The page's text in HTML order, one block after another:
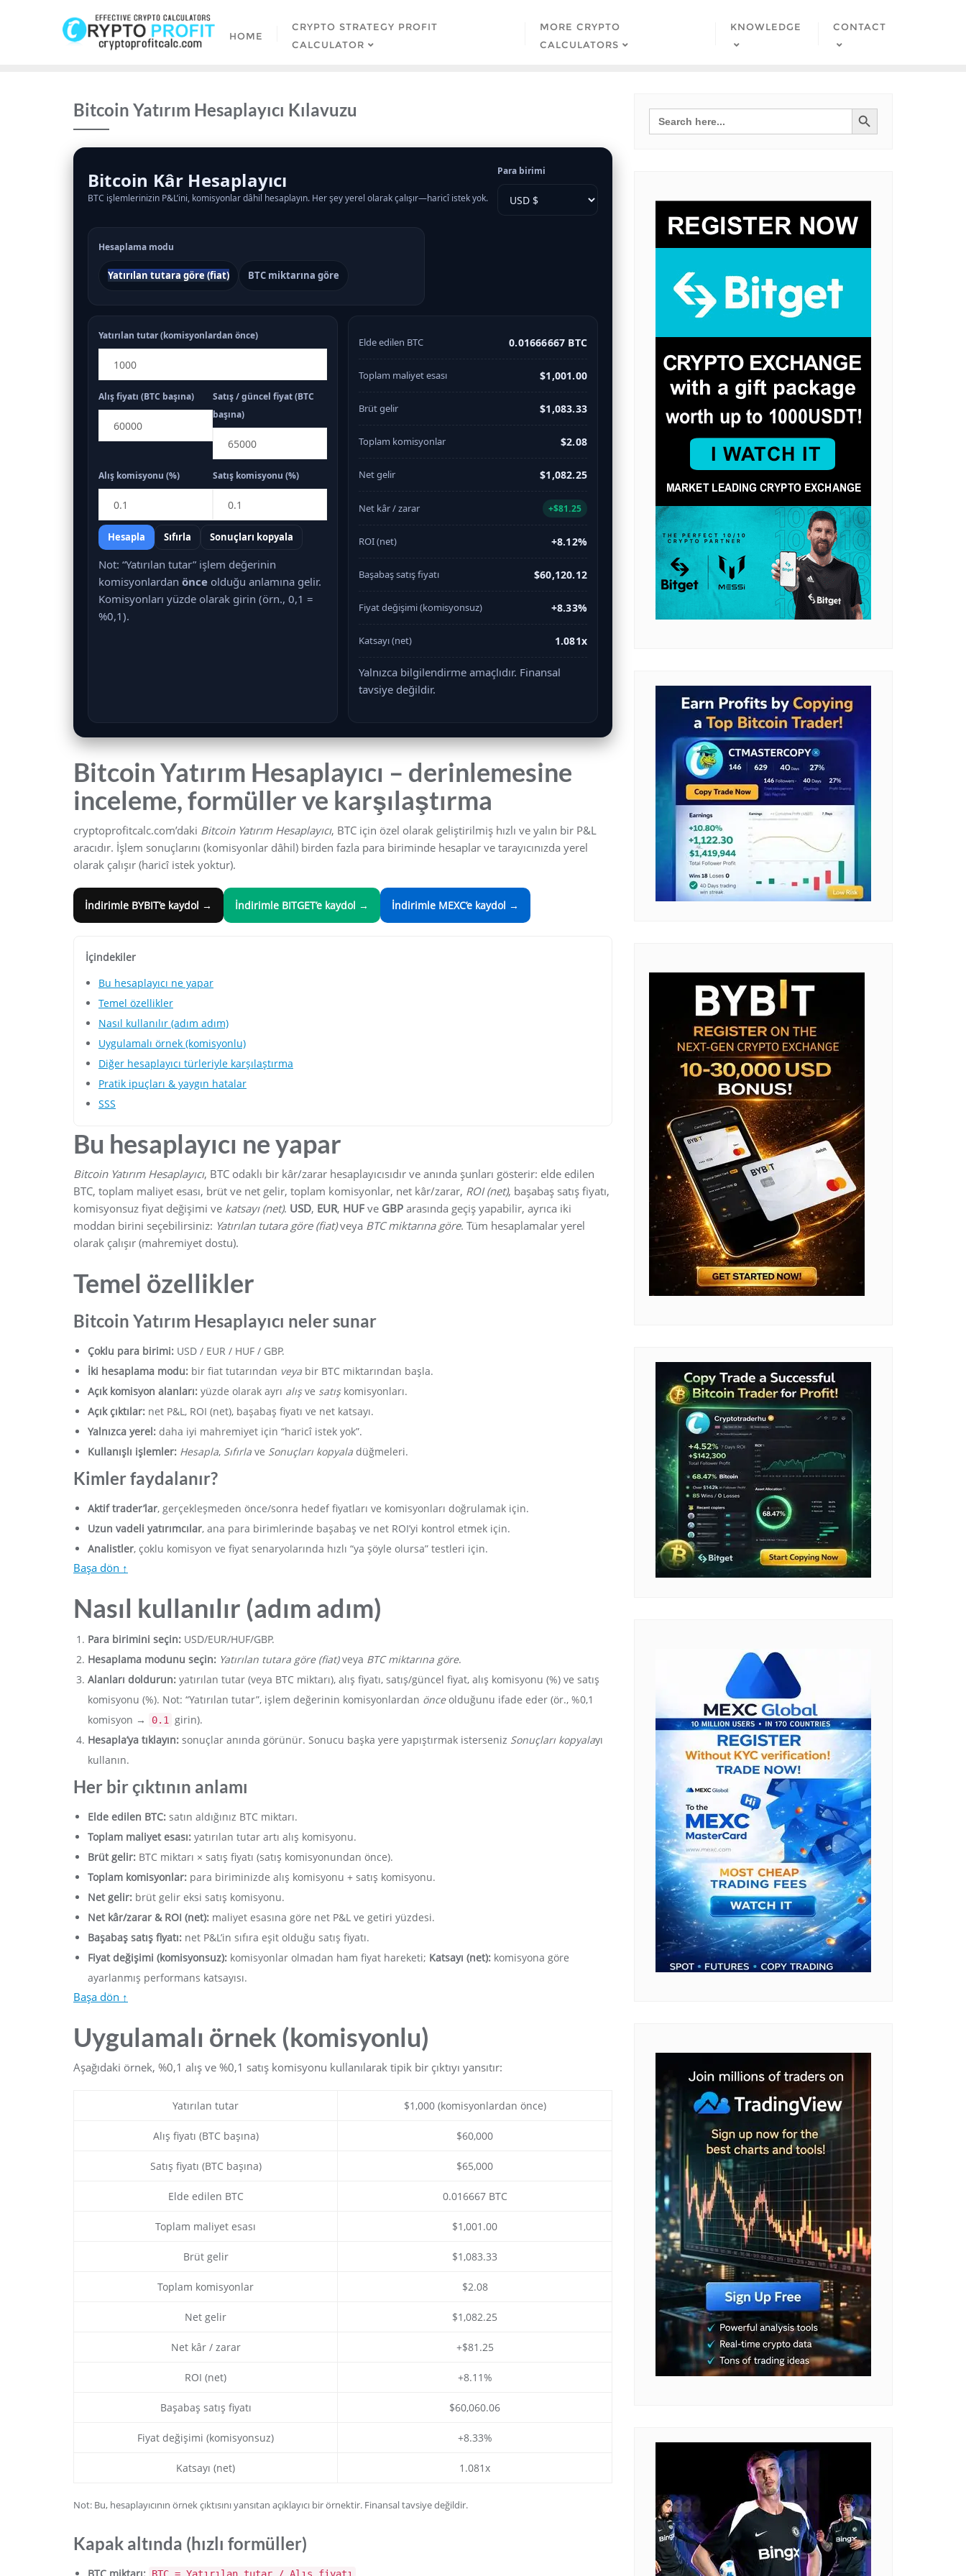
HOME
CRYPTO STRATEGY PROFIT
CALCULATOR
MORE CRYPTO
CALCULATORS
KNOWLEDGE CONTACT
Bitcoin Yatırım Hesaplayıcı Kılavuzu
Bitcoin Kâr Hesaplayıcı
BTC işlemlerinizin P&L’ini, komisyonlar dâhil hesaplayın. Her şey yerel olarak çalışır—haricî istek yok.
Para birimi
Hesaplama modu
Yatırılan tutara göre (fiat) BTC miktarına göre
Yatırılan tutar (komisyonlardan önce)
Alış fiyatı (BTC başına)
Satış / güncel fiyat (BTC
başına)
Alış komisyonu (%) Satış komisyonu (%)
Hesapla Sıfırla Sonuçları kopyala
Not: “Yatırılan tutar” işlem değerinin
komisyonlardan önce olduğu anlamına gelir.
Komisyonları yüzde olarak girin (örn., 0,1 =
%0,1).
Elde edilen BTC 0.01666667 BTC
Toplam maliyet esası $1,001.00
Brüt gelir $1,083.33
Toplam komisyonlar $2.08
Net gelir $1,082.25
Net kâr / zarar +$81.25
ROI (net) +8.12%
Başabaş satış fiyatı $60,120.12
Fiyat değişimi (komisyonsuz) +8.33%
Katsayı (net) 1.081x
Yalnızca bilgilendirme amaçlıdır. Finansal
tavsiye değildir.
Bitcoin Yatırım Hesaplayıcı – derinlemesine
inceleme, formüller ve karşılaştırma
cryptoprofitcalc.com’daki Bitcoin Yatırım Hesaplayıcı, BTC için özel olarak geliştirilmiş hızlı ve yalın bir P&L
aracıdır. İşlem sonuçlarını (komisyonlar dâhil) birden fazla para biriminde hesaplar ve tarayıcınızda yerel
olarak çalışır (haricî istek yoktur).
İndirimle BYBIT’e kaydol → İndirimle BITGET’e kaydol → İndirimle MEXC’e kaydol →
İçindekiler
Bu hesaplayıcı ne yapar
Temel özellikler
Nasıl kullanılır (adım adım)
Uygulamalı örnek (komisyonlu)
Diğer hesaplayıcı türleriyle karşılaştırma
Pratik ipuçları & yaygın hatalar
SSS
Bu hesaplayıcı ne yapar
Bitcoin Yatırım Hesaplayıcı, BTC odaklı bir kâr/zarar hesaplayıcısıdır ve anında şunları gösterir: elde edilen
BTC, toplam maliyet esası, brüt ve net gelir, toplam komisyonlar, net kâr/zarar, ROI (net), başabaş satış fiyatı,
komisyonsuz fiyat değişimi ve katsayı (net). USD, EUR, HUF ve GBP arasında geçiş yapabilir, ayrıca iki
moddan birini seçebilirsiniz: Yatırılan tutara göre (fiat)veya BTC miktarına göre. Tüm hesaplamalar yerel
olarak çalışır (mahremiyet dostu).
Temel özellikler
Bitcoin Yatırım Hesaplayıcı neler sunar
Çoklu para birimi: USD / EUR / HUF / GBP.
İki hesaplama modu: bir fiat tutarından veya bir BTC miktarından başla.
Açık komisyon alanları: yüzde olarak ayrı alışve satışkomisyonları.
Açık çıktılar: net P&L, ROI (net), başabaş fiyatı ve net katsayı.
Yalnızca yerel: daha iyi mahremiyet için “haricî istek yok”.
Kullanışlı işlemler: Hesapla, Sıfırla ve Sonuçları kopyala düğmeleri.
Kimler faydalanır?
Aktif trader’lar, gerçekleşmeden önce/sonra hedef fiyatları ve komisyonları doğrulamak için.
Uzun vadeli yatırımcılar, ana para birimlerinde başabaş ve net ROI’yi kontrol etmek için.
Analistler, çoklu komisyon ve fiyat senaryolarında hızlı “ya şöyle olursa” testleri için.
Başa dön ↑
Nasıl kullanılır (adım adım)
Para birimini seçin: USD/EUR/HUF/GBP.
Hesaplama modunu seçin: Yatırılan tutara göre (fiat)veya BTC miktarına göre.
Alanları doldurun: yatırılan tutar (veya BTC miktarı), alış fiyatı, satış/güncel fiyat, alış komisyonu (%) ve satış
komisyonu (%). Not: “Yatırılan tutar”, işlem değerinin komisyonlardan önceolduğunu ifade eder (ör., %0,1
komisyon →
0.1
girin).
Hesapla’ya tıklayın: sonuçlar anında görünür. Sonucu başka yere yapıştırmak isterseniz Sonuçları kopyalayı
kullanın.
Her bir çıktının anlamı
Elde edilen BTC: satın aldığınız BTC miktarı.
Toplam maliyet esası: yatırılan tutar artı alış komisyonu.
Brüt gelir: BTC miktarı × satış fiyatı (satış komisyonundan önce).
Toplam komisyonlar: para biriminizde alış komisyonu + satış komisyonu.
Net gelir: brüt gelir eksi satış komisyonu.
Net kâr/zarar & ROI (net): maliyet esasına göre net P&L ve getiri yüzdesi.
Başabaş satış fiyatı: net P&L’in sıfıra eşit olduğu satış fiyatı.
Fiyat değişimi (komisyonsuz): komisyonlar olmadan ham fiyat hareketi; Katsayı (net): komisyona göre
ayarlanmış performans katsayısı.
Başa dön ↑
Uygulamalı örnek (komisyonlu)
Aşağıdaki örnek, %0,1 alış ve %0,1 satış komisyonu kullanılarak tipik bir çıktıyı yansıtır:
Yatırılan tutar $1,000 (komisyonlardan önce)
Alış fiyatı (BTC başına) $60,000
Satış fiyatı (BTC başına) $65,000
Elde edilen BTC 0.016667 BTC
Toplam maliyet esası $1,001.00
Brüt gelir $1,083.33
Toplam komisyonlar $2.08
Net gelir $1,082.25
Net kâr / zarar +$81.25
ROI (net) +8.11%
Başabaş satış fiyatı $60,060.06
Fiyat değişimi (komisyonsuz) +8.33%
Katsayı (net) 1.081x
Not: Bu, hesaplayıcının örnek çıktısını yansıtan açıklayıcı bir örnektir. Finansal tavsiye değildir.
Kapak altında (hızlı formüller)
Search
for:
Search Button